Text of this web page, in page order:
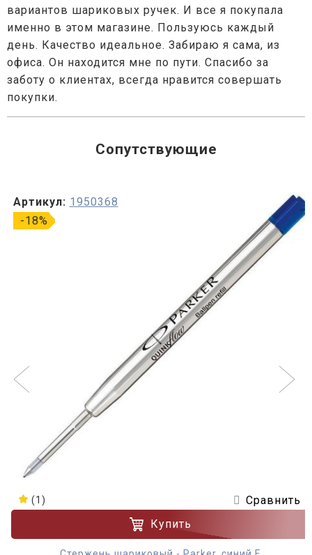
вариантов шариковых ручек. И все я покупала
именно в этом магазине. Пользуюсь каждый
день. Качество идеальное. Забираю я сама, из
офиса. Он находится мне по пути. Спасибо за
заботу о клиентах, всегда нравится совершать
покупки.
Сопутствующие
-18%
Артикул: 1950368
(1)
Сравнить
Купить